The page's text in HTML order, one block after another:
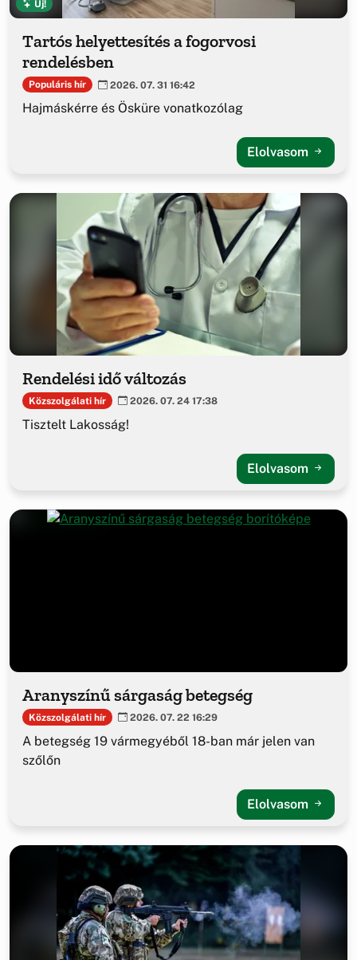
Új!
Tartós helyettesítés a fogorvosi
rendelésben
Populáris hír 2026. 07. 31 16:42
Hajmáskérre és Ösküre vonatkozólag
Elolvasom
Rendelési idő változás
Közszolgálati hír 2026. 07. 24 17:38
Tisztelt Lakosság!
Elolvasom
Aranyszínű sárgaság betegség
Közszolgálati hír 2026. 07. 22 16:29
A betegség 19 vármegyéből 18-ban már jelen van
szőlőn
Elolvasom